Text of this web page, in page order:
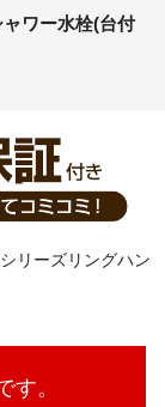
ャワー水栓(台付
す。